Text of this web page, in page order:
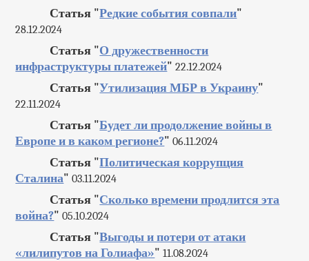
Статья "Редкие события совпали"
28.12.2024
Статья "О дружественности
инфраструктуры платежей" 22.12.2024
Статья "Утилизация МБР в Украину"
22.11.2024
Статья "Будет ли продолжение войны в
Европе и в каком регионе?" 06.11.2024
Статья "Политическая коррупция
Сталина" 03.11.2024
Статья "Сколько времени продлится эта
война?" 05.10.2024
Статья "Выгоды и потери от атаки
«лилипутов на Голиафа»" 11.08.2024